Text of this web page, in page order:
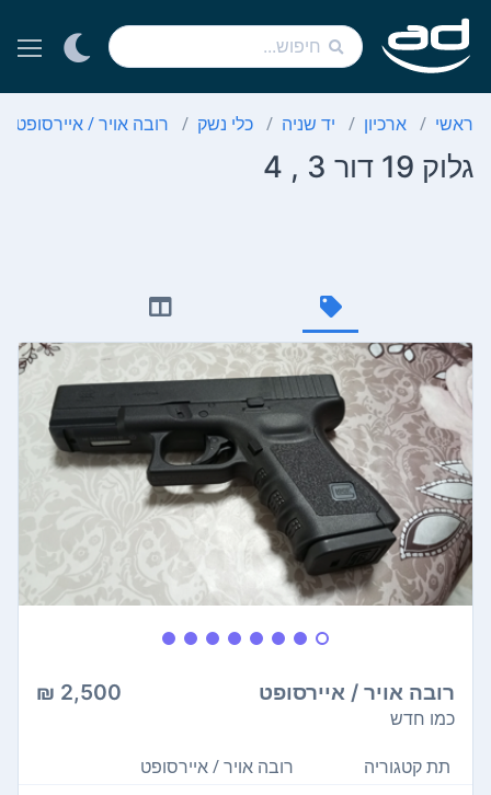
ראשי ארכיון יד שניה כלי נשק רובה אויר / איירסופט
גלוק 19 דור 3 , 4
רובה אויר / איירסופט 2,500 ₪
כמו חדש
תת קטגוריה
רובה אויר / איירסופט